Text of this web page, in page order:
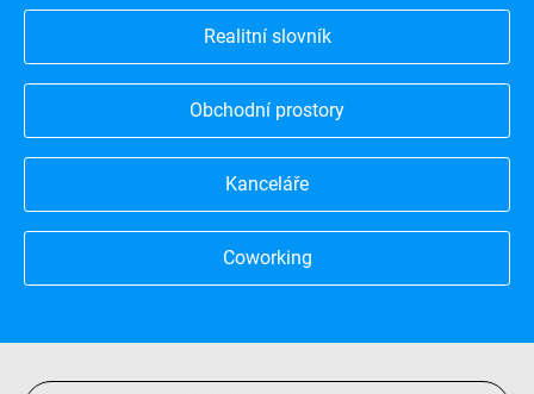
Realitní slovník
Obchodní prostory
Kanceláře
Coworking